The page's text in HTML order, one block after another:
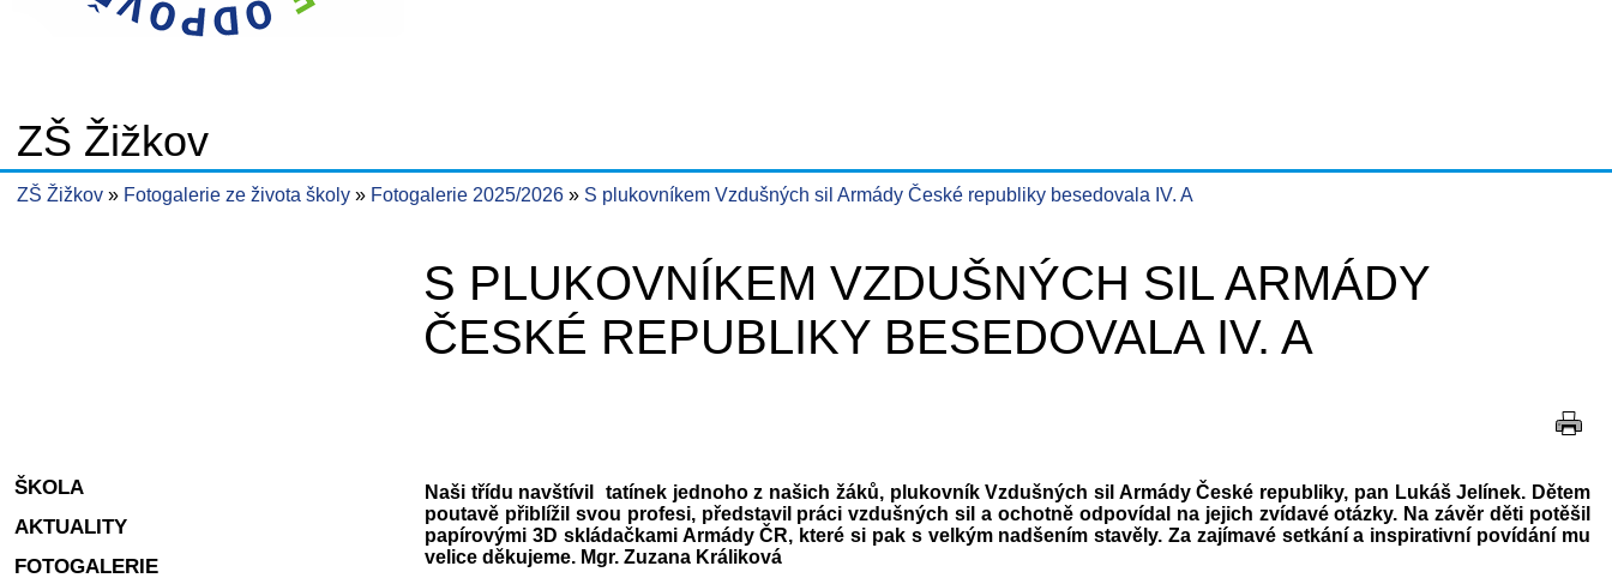
ZŠ Žižkov
ZŠ Žižkov Fotogalerie ze života školy Fotogalerie 2025/2026 S plukovníkem Vzdušných sil Armády České republiky besedovala IV. A
S PLUKOVNÍKEM VZDUŠNÝCH SIL ARMÁDY
ČESKÉ REPUBLIKY BESEDOVALA IV. A
Naši třídu navštívil tatínek jednoho z našich žáků, plukovník Vzdušných sil Armády České republiky, pan Lukáš Jelínek. Dětem
poutavě přiblížil svou profesi, představil práci vzdušných sil a ochotně odpovídal na jejich zvídavé otázky. Na závěr děti potěšil
papírovými 3D skládačkami Armády ČR, které si pak s velkým nadšením stavěly. Za zajímavé setkání a inspirativní povídání mu
velice děkujeme. Mgr. Zuzana Králiková
ŠKOLA
AKTUALITY
FOTOGALERIE